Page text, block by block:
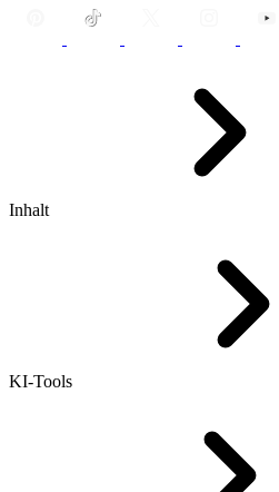
Inhalt
KI-Tools